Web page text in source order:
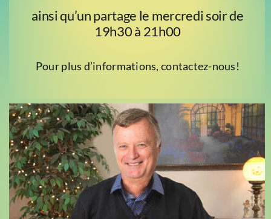
ainsi qu’un partage le mercredi soir de
19h30 à 21h00
Pour plus d’informations, contactez-nous!